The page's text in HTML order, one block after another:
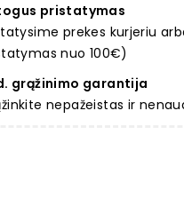
pristatymas
prekes kurjeriu
nuo 100€)
grąžinimo garantija
nepažeistas ir